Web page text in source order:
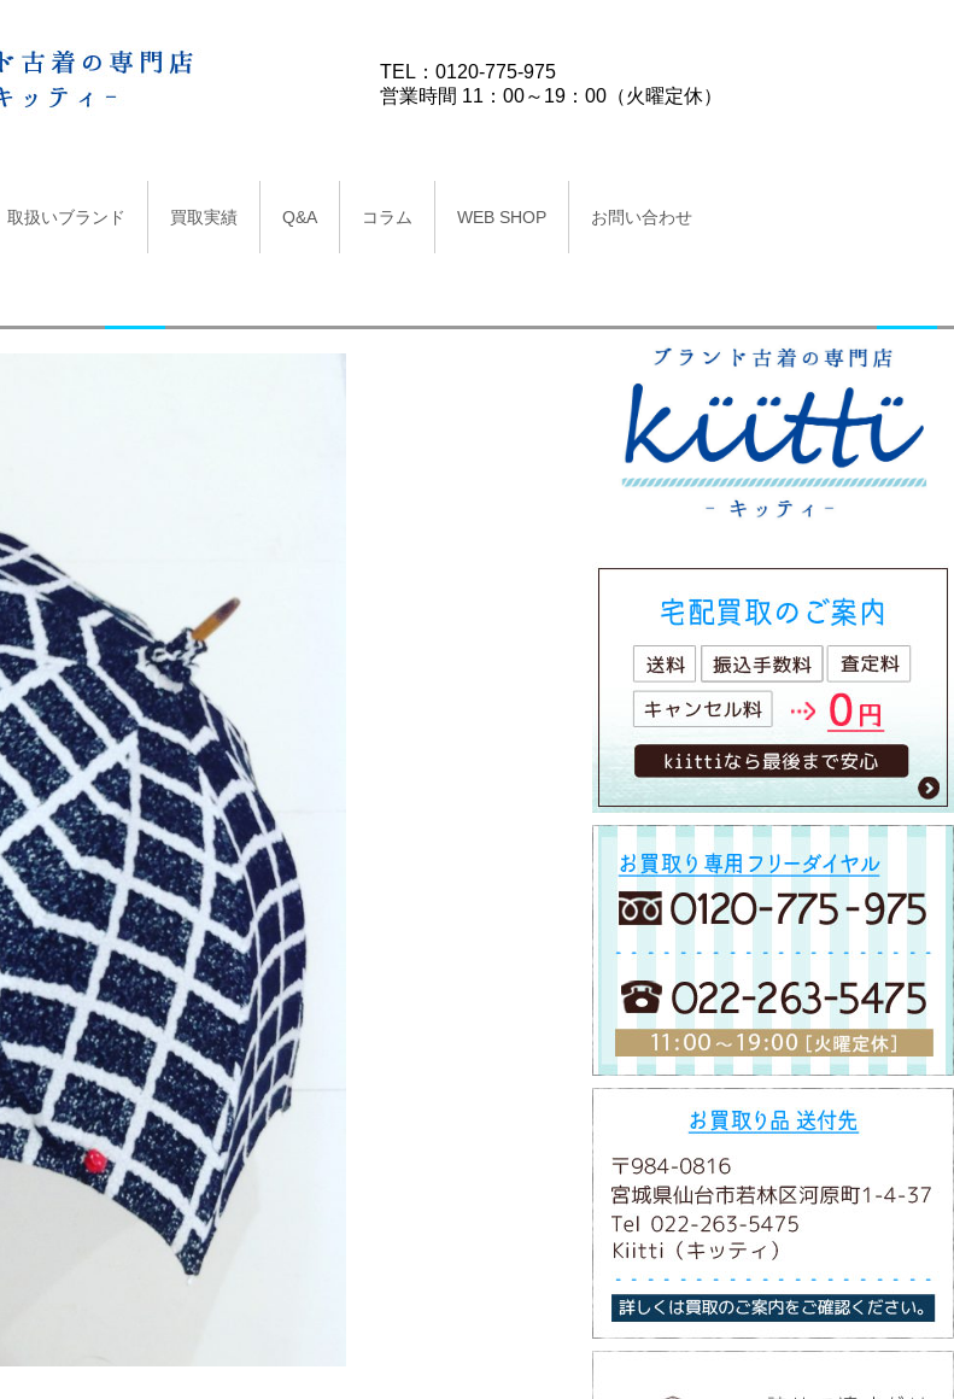
TEL：0120-775-975
営業時間 11：00～19：00（火曜定休）
取扱いブランド 買取実績 Q&A コラム WEB SHOP お問い合わせ